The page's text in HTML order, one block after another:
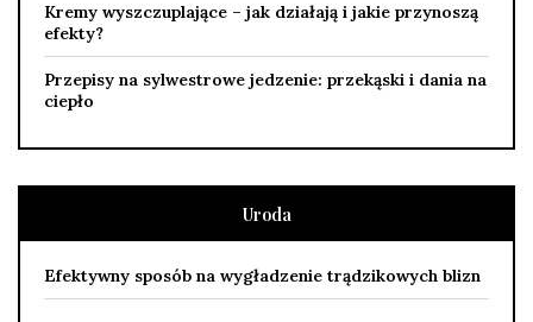
Kremy wyszczuplające – jak działają i jakie przynoszą
efekty?
Przepisy na sylwestrowe jedzenie: przekąski i dania na
ciepło
Uroda
Efektywny sposób na wygładzenie trądzikowych blizn